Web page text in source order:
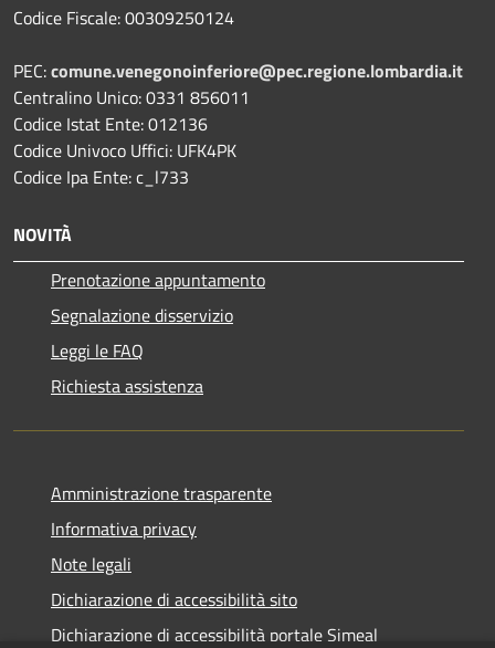
Codice Fiscale: 00309250124
PEC:comune.venegonoinferiore@pec.regione.lombardia.it
Centralino Unico: 0331 856011
Codice Istat Ente: 012136
Codice Univoco Uffici: UFK4PK
Codice Ipa Ente: c_l733
NOVITÀ
Prenotazione appuntamento
Segnalazione disservizio
Leggi le FAQ
Richiesta assistenza
Amministrazione trasparente
Informativa privacy
Note legali
Dichiarazione di accessibilità sito
Dichiarazione di accessibilità portale Simeal